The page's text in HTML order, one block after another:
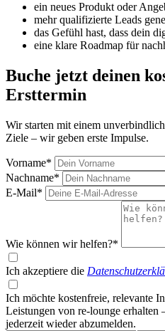
ein neues Produkt oder
mehr qualifizierte Leads
das Gefühl hast, dass dein
eine klare Roadmap für
Buche jetzt deinen
Ersttermin
Wir starten mit einem
Ziele – wir geben erste Impulse.
Vorname*
Nachname*
E-Mail*
Wie können wir helfen?*
Ich akzeptiere die
Ich möchte kostenfreie, relevante
Leistungen von re-lounge
jederzeit wieder abzumelden.